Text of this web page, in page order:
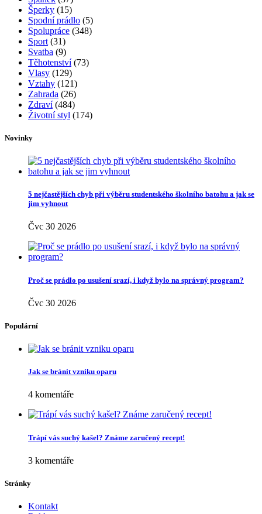
Šperky (15)
Spodní prádlo (5)
Spolupráce (348)
Sport (31)
Svatba (9)
Těhotenství(73)
Vlasy (129)
Vztahy (121)
Zahrada (26)
Zdraví(484)
Životní styl (174)
Novinky
5 nejčastějších chyb při výběru studentského školního batohu a jak se
jim vyhnout
Čvc 30 2026
Proč se prádlo po usušení srazí, i když bylo na správný program?
Čvc 30 2026
Populární
Jak se bránit vzniku oparu
4 komentáře
Trápí vás suchý kašel? Známe zaručený recept!
3 komentáře
Stránky
Kontakt